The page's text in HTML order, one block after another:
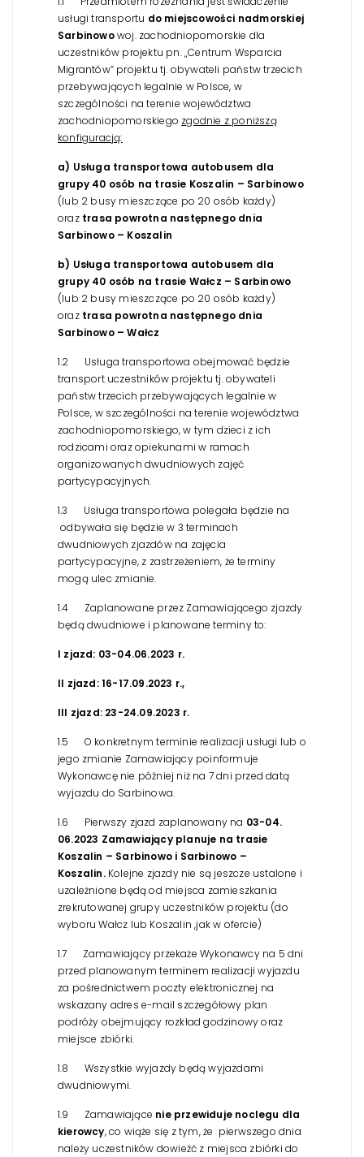
usługi transportu do miejscowości nadmorskiej
Sarbinowowoj. zachodniopomorskie dla
uczestników projektu pn. „Centrum Wsparcia
Migrantów” projektu tj. obywateli państw trzecich
przebywających legalnie w Polsce, w
szczególności na terenie województwa
zachodniopomorskiego zgodnie z poniższą
konfiguracją:
a) Usługa transportowa autobusem dla
grupy 40 osób na trasie Koszalin – Sarbinowo
(lub 2 busy mieszczące po 20 osób każdy)
oraz trasa powrotna następnego dnia
Sarbinowo – Koszalin
b) Usługa transportowa autobusem dla
grupy 40 osób na trasie Wałcz – Sarbinowo
(lub 2 busy mieszczące po 20 osób każdy)
oraz trasa powrotna następnego dnia
Sarbinowo – Wałcz
1.2 Usługa transportowa obejmować będzie
transport uczestników projektu tj. obywateli
państw trzecich przebywających legalnie w
Polsce, w szczególności na terenie województwa
zachodniopomorskiego, w tym dzieci z ich
rodzicami oraz opiekunami w ramach
organizowanych dwudniowych zajęć
partycypacyjnych.
1.3 Usługa transportowa polegała będzie na
odbywała się będzie w 3 terminach
dwudniowych zjazdów na zajęcia
partycypacyjne, z zastrzeżeniem, że terminy
mogą ulec zmianie.
1.4 Zaplanowane przez Zamawiającego zjazdy
będą dwudniowe i planowane terminy to:
I zjazd: 03-04.06.2023 r.
II zjazd: 16-17.09.2023 r.,
III zjazd: 23-24.09.2023 r.
1.5 O konkretnym terminie realizacji usługi lub o
jego zmianie Zamawiający poinformuje
Wykonawcę nie później niż na 7 dni przed datą
wyjazdu do Sarbinowa.
1.6 Pierwszy zjazd zaplanowany na 03-04.
06.2023 Zamawiający planuje na trasie
Koszalin – Sarbinowo i Sarbinowo –
Koszalin. Kolejne zjazdy nie są jeszcze ustalone i
uzależnione będą od miejsca zamieszkania
zrekrutowanej grupy uczestników projektu (do
wyboru Wałcz lub Koszalin ,jak w ofercie)
1.7 Zamawiający przekaże Wykonawcy na 5 dni
przed planowanym terminem realizacji wyjazdu
za pośrednictwem poczty elektronicznej na
wskazany adres e-mail szczegółowy plan
podróży obejmujący rozkład godzinowy oraz
miejsce zbiórki.
1.8 Wszystkie wyjazdy będą wyjazdami
dwudniowymi.
1.9 Zamawiające nie przewiduje noclegu dla
kierowcy, co wiąże się z tym, że pierwszego dnia
należy uczestników dowieźć z miejsca zbiórki do